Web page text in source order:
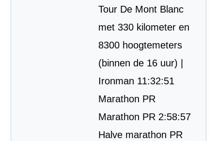
Tour De Mont Blanc
met 330 kilometer en
8300 hoogtemeters
(binnen de 16 uur) |
Ironman 11:32:51
Marathon PR
Marathon PR 2:58:57
Halve marathon PR